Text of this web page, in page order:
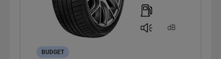
dB
BUDGET